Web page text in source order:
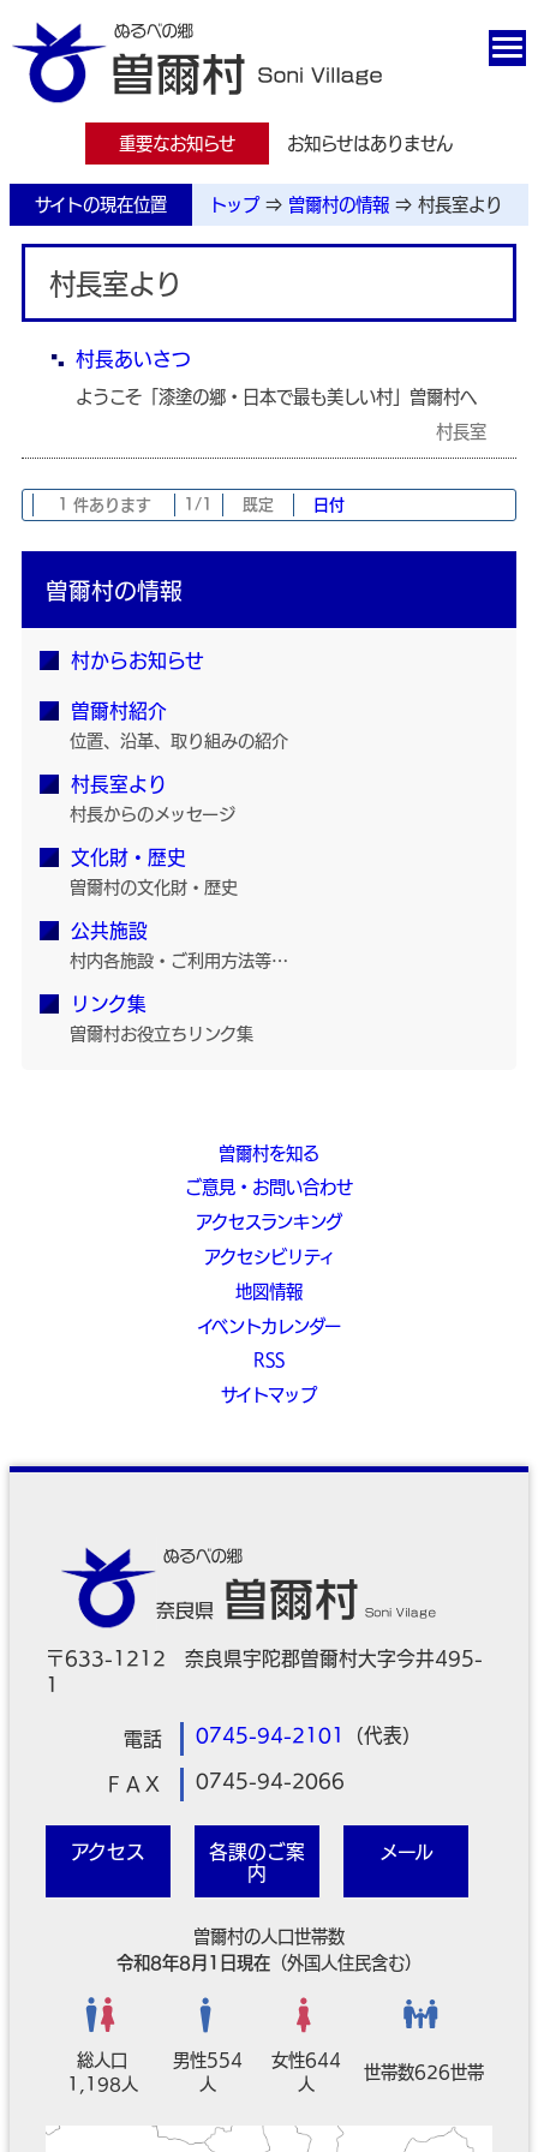
重要なお知らせ お知らせはありません
サイトの現在位置 トップ ⇒ 曽爾村の情報 ⇒ 村長室より
村長室より
村長あいさつ
ようこそ「漆塗の郷・日本で最も美しい村」曽爾村へ
村長室
1 件あります 1/1 既定 日付
曽爾村の情報
村からお知らせ
曽爾村紹介
位置、沿革、取り組みの紹介
村長室より
村長からのメッセージ
文化財・歴史
曽爾村の文化財・歴史
公共施設
村内各施設・ご利用方法等…
リンク集
曽爾村お役立ちリンク集
曽爾村を知る
ご意見・お問い合わせ
アクセスランキング
アクセシビリティ
地図情報
イベントカレンダー
RSS
サイトマップ
〒633-1212 奈良県宇陀郡曽爾村大字今井495-
1
電話 0745-94-2101 （代表）
ＦＡＸ 0745-94-2066
アクセス
各課のご案
内
メール
曽爾村の人口世帯数
令和8年8月1日現在 （外国人住民含む）
総人口
1,198人
男性554
人
女性644
人
世帯数626世帯